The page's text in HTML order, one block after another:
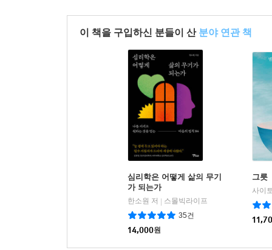
이 책을 구입하신 분들이 산 분야 연관 책
심리학은 어떻게 삶의 무기
가 되는가
한소원 저 | 스몰빅라이프
35건
14,000원
그릇